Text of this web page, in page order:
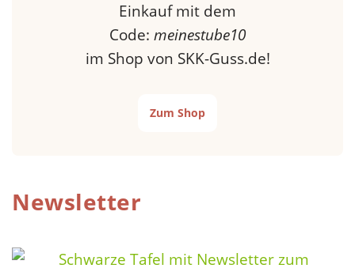
Einkauf mit dem
Code: meinestube10
im Shop von SKK-Guss.de!
Zum Shop
Newsletter